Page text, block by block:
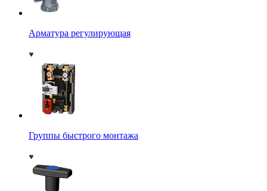
Арматура регулирующая
Группы быстрого монтажа